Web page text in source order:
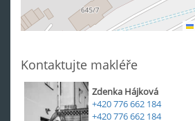
Kontaktujte makléře
Zdenka Hájková
+420 776 662 184
+420 776 662 184